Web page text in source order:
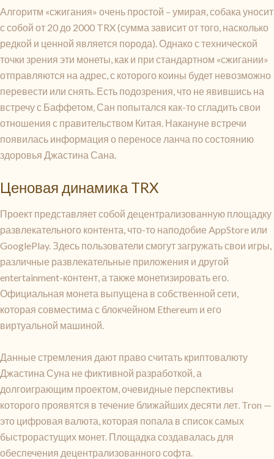
Алгоритм «сжигания» очень простой – умирая, собака уносит
с собой от 20 до 2000 TRX (сумма зависит от того, насколько
редкой и ценной является порода). Однако с технической
точки зрения эти монеты, как и при стандартном «сжигании»
отправляются на адрес, с которого коины будет невозможно
перевести или снять. Есть подозрения, что не явившись на
встречу с Баффетом, Сан попытался как-то сгладить свои
отношения с правительством Китая. Накануне встречи
появилась информация о переносе ланча по состоянию
здоровья Джастина Сана.
Ценовая динамика TRX
Проект представляет собой децентрализованную площадку
развлекательного контента, что-то наподобие AppStore или
GooglePlay. Здесь пользователи смогут загружать свои игры,
различные развлекательные приложения и другой
entertainment-контент, а также монетизировать его.
Официальная монета выпущена в собственной сети,
которая совместима с блокчейном Ethereum и его
виртуальной машиной.
Данные стремления дают право считать криптовалюту
Джастина Суна не фиктивной разработкой, а
долгоиграющим проектом, очевидные перспективы
которого проявятся в течение ближайших десяти лет. Tron —
это цифровая валюта, которая попала в список самых
быстрорастущих монет. Площадка создавалась для
обеспечения децентрализованного софта.